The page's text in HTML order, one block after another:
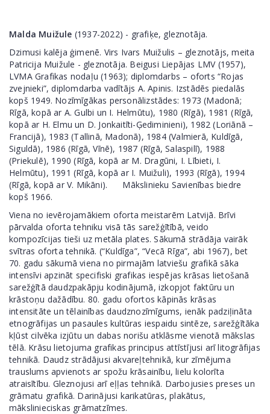
Malda Muižule (1937-2022) - grafiķe, gleznotāja.
Dzimusi kalēja ģimenē. Virs Ivars Muižulis – gleznotājs, meita
Patricija Muižule - gleznotāja. Beigusi Liepājas LMV (1957),
LVMA Grafikas nodaļu (1963); diplomdarbs – oforts “Rojas
zvejnieki”, diplomdarba vadītājs A. Apinis. Izstādēs piedalās
kopš 1949. Nozīmīgākas personālizstādes: 1973 (Madonā;
Rīgā, kopā ar A. Gulbi un I. Helmūtu), 1980 (Rīgā), 1981 (Rīgā,
kopā ar H. Elmu un D. Jonkaitīti-Ģediminieni), 1982 (Loriānā –
Francijā), 1983 (Tallinā, Madonā), 1984 (Valmierā, Kuldīgā,
Siguldā), 1986 (Rīgā, Vīnē), 1987 (Rīgā, Salaspilī), 1988
(Priekulē), 1990 (Rīgā, kopā ar M. Dragūni, I. Lībieti, I.
Helmūtu), 1991 (Rīgā, kopā ar I. Muižuli), 1993 (Rīgā), 1994
(Rīgā, kopā ar V. Mikāni). Mākslinieku Savienības biedre
kopš 1966.
Viena no ievērojamākiem oforta meistarēm Latvijā. Brīvi
pārvalda oforta tehniku visā tās sarežģītībā, veido
kompozīcijas tieši uz metāla plates. Sākumā strādāja vairāk
svītras oforta tehnikā. (“Kuldīga”, “Vecā Rīga”, abi 1967), bet
70. gadu sākumā viena no pirmajām latviešu grafikā sāka
intensīvi apzināt specifiski grafikas iespējas krāsas lietošanā
sarežģītā daudzpakāpju kodinājumā, izkopjot faktūru un
krāstoņu dažādību. 80. gadu ofortos kāpinās krāsas
intensitāte un tēlainības daudznozīmīgums, ienāk padziļināta
etnogrāfijas un pasaules kultūras iespaidu sintēze, sarežģītāka
kļūst cilvēka izjūtu un dabas norišu atklāsme vienotā mākslas
tēlā. Krāsu lietojuma grafikas principus attīstījusi arī litogrāfijas
tehnikā. Daudz strādājusi akvareļtehnikā, kur zīmējuma
trauslums apvienots ar spožu krāsainību, lielu kolorīta
atraisītību. Gleznojusi arī eļļas tehnikā. Darbojusies preses un
grāmatu grafikā. Darinājusi karikatūras, plakātus,
mākslinieciskas grāmatzīmes.